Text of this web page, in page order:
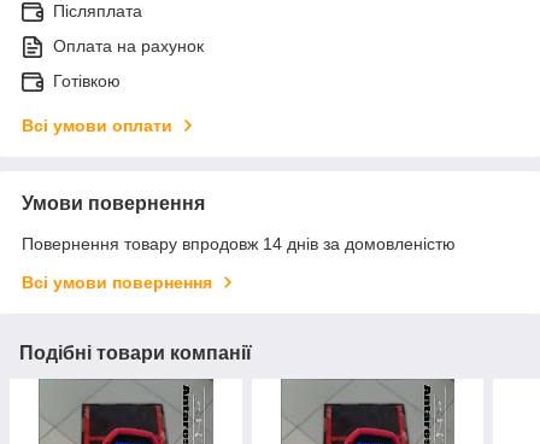
Післяплата
Оплата на рахунок
Готівкою
Всі умови оплати
Умови повернення
Повернення товару впродовж 14 днів за домовленістю
Всі умови повернення
Подібні товари компанії